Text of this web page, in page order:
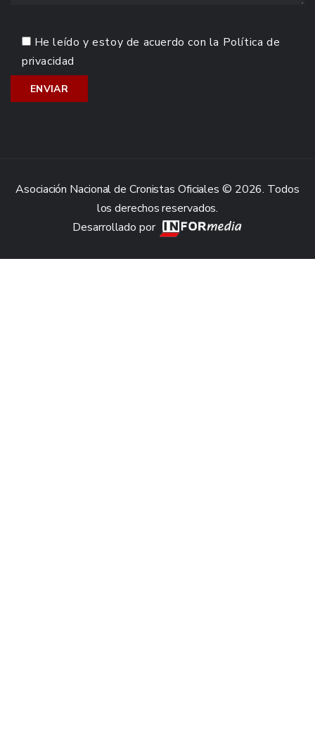
He leído y estoy de acuerdo con la Política de
privacidad
Asociación Nacional de Cronistas Oficiales © 2026. Todos
los derechos reservados.
Desarrollado por